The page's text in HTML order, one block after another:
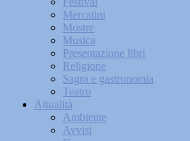
Mercatini
Mostre
Musica
Presentazione libri
Religione
Sagra e gastronomia
Teatro
Attualità
Ambiente
Avvisi